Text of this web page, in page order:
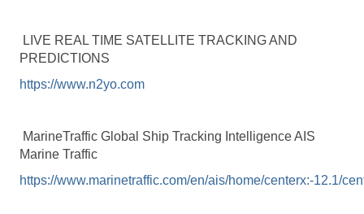
LIVE REAL TIME SATELLITE TRACKING AND
PREDICTIONS
https://www.n2yo.com
MarineTraffic Global Ship Tracking Intelligence AIS
Marine Traffic
https://www.marinetraffic.com/en/ais/home/centerx:-12.1/